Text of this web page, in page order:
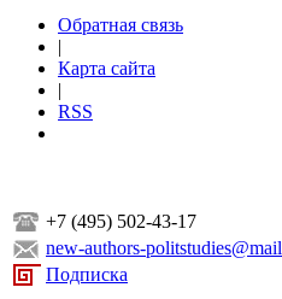
Обратная связь
|
Карта сайта
|
RSS
+7 (495) 502-43-17
new-authors-
Подписка